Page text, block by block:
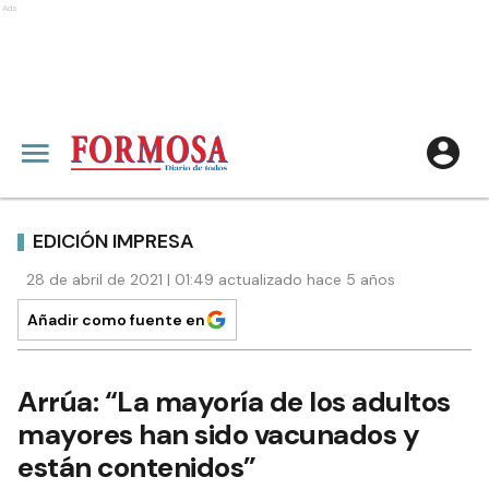
Ads
EDICIÓN IMPRESA
28 de abril de 2021 | 01:49 actualizado hace 5 años
Añadir como fuente en
Arrúa: “La mayoría de los adultos
mayores han sido vacunados y
están contenidos”